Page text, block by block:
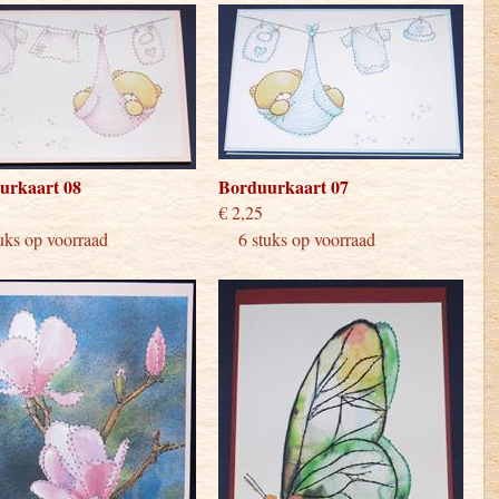
08
2,25
op voorraad
Borduurkaart 07
€ 2,25
6 stuks op voorraad